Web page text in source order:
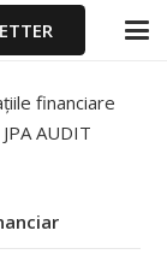
financiare
AUDIT